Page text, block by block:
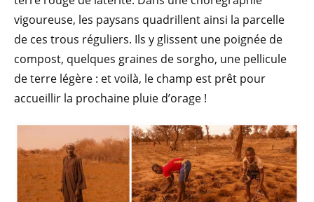
vigoureuse, les paysans quadrillent ainsi la parcelle
de ces trous réguliers. Ils y glissent une poignée de
compost, quelques graines de sorgho, une pellicule
de terre légère : et voilà, le champ est prêt pour
accueillir la prochaine pluie d’orage !